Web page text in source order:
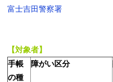
富士吉田警察署
【対象者】
手帳
の種
障がい区分